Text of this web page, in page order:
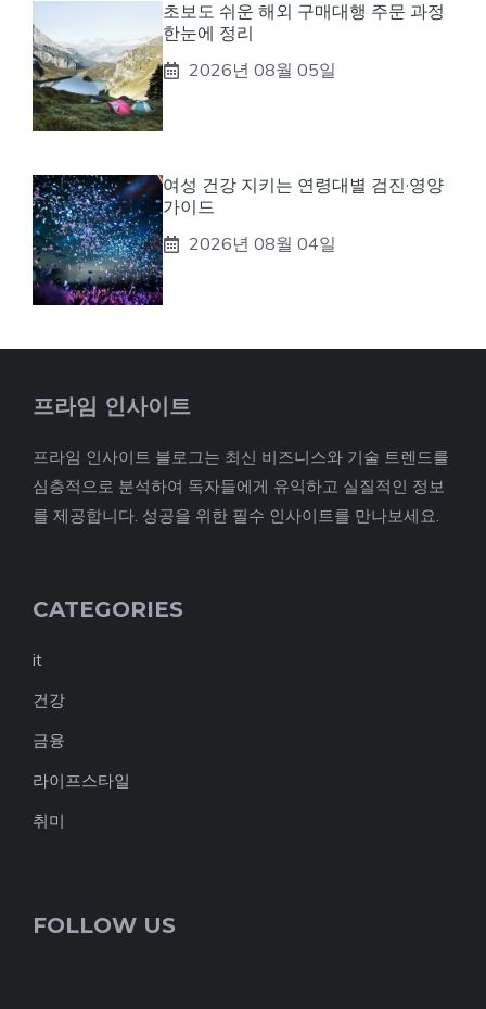
초보도 쉬운 해외 구매대행 주문 과정
한눈에 정리
2026년 08월 05일
여성 건강 지키는 연령대별 검진·영양
가이드
2026년 08월 04일
프라임 인사이트
프라임 인사이트 블로그는 최신 비즈니스와 기술 트렌드를
심층적으로 분석하여 독자들에게 유익하고 실질적인 정보
를 제공합니다. 성공을 위한 필수 인사이트를 만나보세요.
CATEGORIES
it
건강
금융
라이프스타일
취미
FOLLOW US